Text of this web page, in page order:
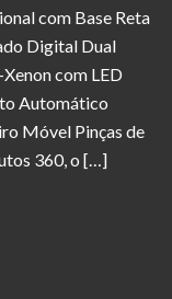
com Base Reta
Digital Dual
com LED
Automático
Móvel Pinças de
360, o […]